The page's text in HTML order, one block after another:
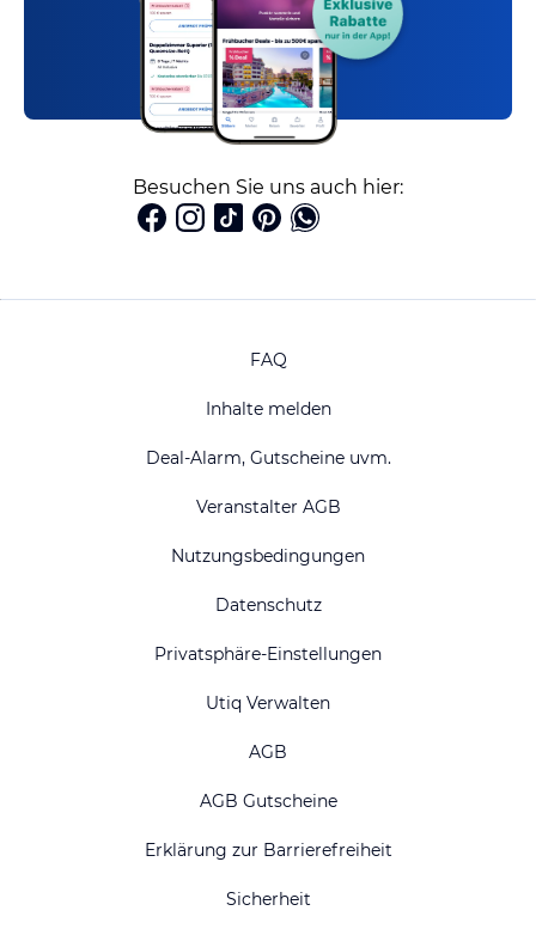
Besuchen Sie uns auch hier:
FAQ
Inhalte melden
Deal-Alarm, Gutscheine uvm.
Veranstalter AGB
Nutzungsbedingungen
Datenschutz
Privatsphäre-Einstellungen
Utiq Verwalten
AGB
AGB Gutscheine
Erklärung zur Barrierefreiheit
Sicherheit